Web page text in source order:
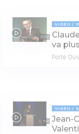
50:50
VIDÉO
va
Porte
11:01
VIDÉO
Jean-